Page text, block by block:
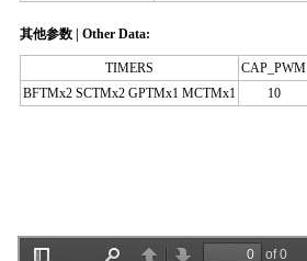
其他参数 | Other Data:
TIMERS CAP_PWM
BFTMx2 SCTMx2 GPTMx1 MCTMx1
10